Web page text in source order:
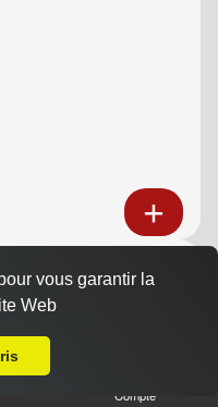
Compte
vous garantir la
Web